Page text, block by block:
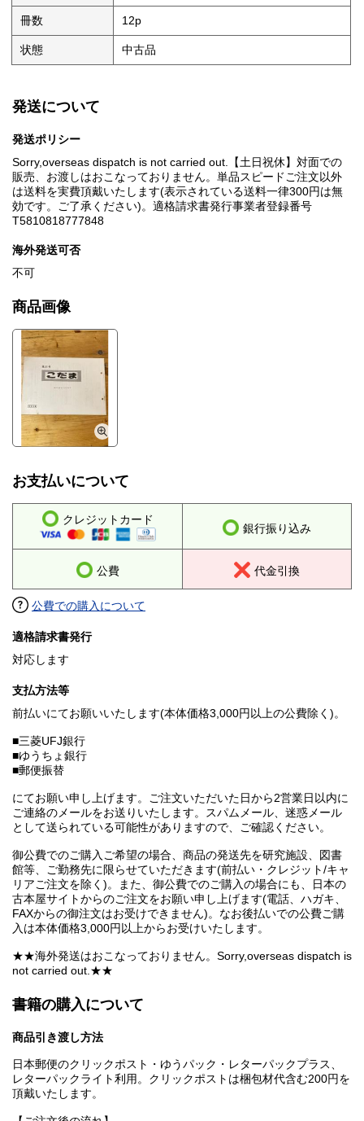
冊数 12p
状態 中古品
発送について
発送ポリシー
Sorry,overseas dispatch is not carried out.【土日祝休】対面での
販売、お渡しはおこなっておりません。単品スピードご注文以外
は送料を実費頂戴いたします(表示されている送料一律300円は無
効です。ご了承ください)。適格請求書発行事業者登録番号
T5810818777848
海外発送可否
不可
商品画像
お支払いについて
クレジットカード
銀行振り込み
公費 代金引換
公費での購入について
適格請求書発行
対応します
支払方法等
前払いにてお願いいたします(本体価格3,000円以上の公費除く)。
■三菱UFJ銀行
■ゆうちょ銀行
■郵便振替
にてお願い申し上げます。ご注文いただいた日から2営業日以内に
ご連絡のメールをお送りいたします。スパムメール、迷惑メール
として送られている可能性がありますので、ご確認ください。
御公費でのご購入ご希望の場合、商品の発送先を研究施設、図書
館等、ご勤務先に限らせていただきます(前払い・クレジット/キャ
リアご注文を除く)。また、御公費でのご購入の場合にも、日本の
古本屋サイトからのご注文をお願い申し上げます(電話、ハガキ、
FAXからの御注文はお受けできません)。なお後払いでの公費ご購
入は本体価格3,000円以上からお受けいたします。
★★海外発送はおこなっておりません。Sorry,overseas dispatch is
not carried out.★★
書籍の購入について
商品引き渡し方法
日本郵便のクリックポスト・ゆうパック・レターパックプラス、
レターパックライト利用。クリックポストは梱包材代含む200円を
頂戴いたします。